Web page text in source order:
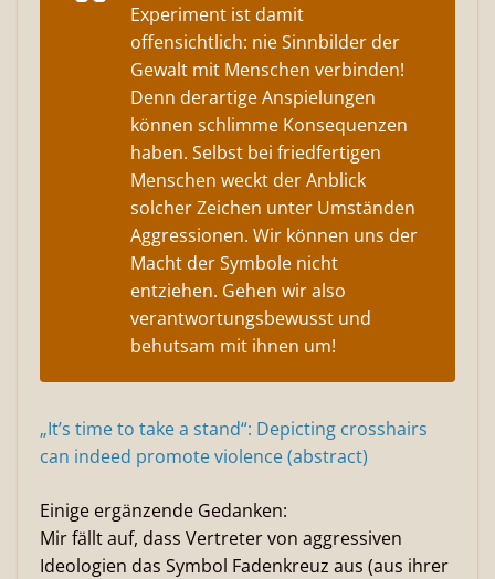
Experiment ist damit
offensichtlich: nie Sinnbilder der
Gewalt mit Menschen verbinden!
Denn derartige Anspielungen
können schlimme Konsequenzen
haben. Selbst bei friedfertigen
Menschen weckt der Anblick
solcher Zeichen unter Umständen
Aggressionen. Wir können uns der
Macht der Symbole nicht
entziehen. Gehen wir also
verantwortungs­bewusst und
behutsam mit ihnen um!
„It’s time to take a stand“: Depicting crosshairs
can indeed promote violence (abstract)
Einige ergänzende Gedanken:
Mir fällt auf, dass Vertreter von aggressiven
Ideologien das Symbol Fadenkreuz aus (aus ihrer